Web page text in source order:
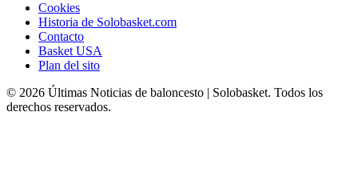
Cookies
Historia de Solobasket.com
Contacto
Basket USA
Plan del sito
© 2026 Últimas Noticias de baloncesto | Solobasket. Todos los
derechos reservados.